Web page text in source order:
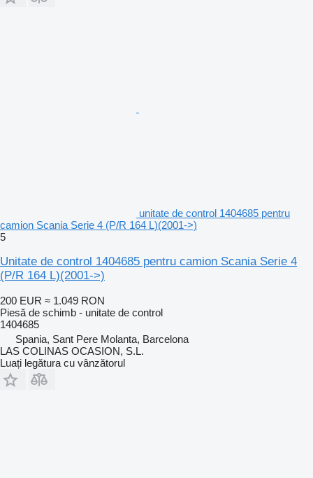
unitate de control 1404685 pentru
camion Scania Serie 4 (P/R 164 L)(2001->)
5
Unitate de control 1404685 pentru camion Scania Serie 4
(P/R 164 L)(2001->)
200 EUR ≈ 1.049 RON
Piesă de schimb - unitate de control
1404685
Spania, Sant Pere Molanta, Barcelona
LAS COLINAS OCASION, S.L.
Luați legătura cu vânzătorul